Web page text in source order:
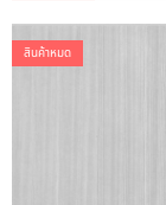
สินค้าหมด